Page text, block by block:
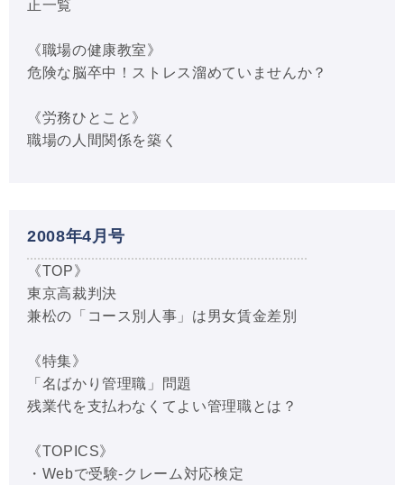
正一覧
《職場の健康教室》
危険な脳卒中！ストレス溜めていませんか？
《労務ひとこと》
職場の人間関係を築く
2008年4月号
《TOP》
東京高裁判決
兼松の「コース別人事」は男女賃金差別
《特集》
「名ばかり管理職」問題
残業代を支払わなくてよい管理職とは？
《TOPICS》
・Webで受験-クレーム対応検定